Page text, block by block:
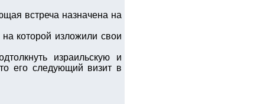
встреча назначена на
которой изложили свои
израильскую и
его следующий визит в